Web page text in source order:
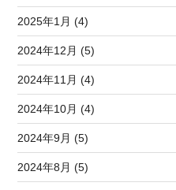
2025年1月 (4)
2024年12月 (5)
2024年11月 (4)
2024年10月 (4)
2024年9月 (5)
2024年8月 (5)